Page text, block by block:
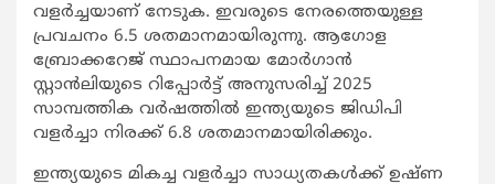
വളര്‍ച്ചയാണ് നേടുക. ഇവരുടെ നേരത്തെയുള്ള
പ്രവചനം 6.5 ശതമാനമായിരുന്നു. ആഗോള
ബ്രോക്കറേജ് സ്ഥാപനമായ മോര്‍ഗാന്‍
സ്റ്റാന്‍ലിയുടെ റിപ്പോര്‍ട്ട് അനുസരിച്ച് 2025
സാമ്പത്തിക വര്‍ഷത്തില്‍ ഇന്ത്യയുടെ ജിഡിപി
വളര്‍ച്ചാ നിരക്ക് 6.8 ശതമാനമായിരിക്കും.
ഇന്ത്യയുടെ മികച്ച വളര്‍ച്ചാ സാധ്യതകള്‍ക്ക് ഉഷ്ണ